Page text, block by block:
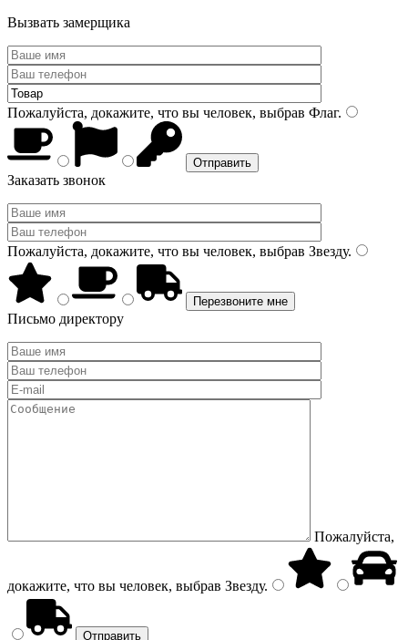
Вызвать замерщика
Пожалуйста, докажите, что вы человек, выбрав Флаг.
Заказать звонок
Пожалуйста, докажите, что вы человек, выбрав Звезду.
Письмо директору
Пожалуйста,
докажите, что вы человек, выбрав Звезду.